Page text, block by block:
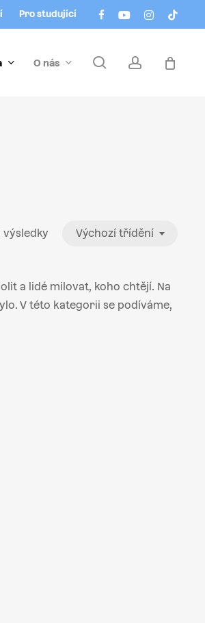
facebookyoutubeinstagram
tiktok
Pro studující
O nás searchaccount
výsledky Výchozí třídění
a lidé milovat, koho chtějí. Na
V této kategorii se podíváme,
Menu